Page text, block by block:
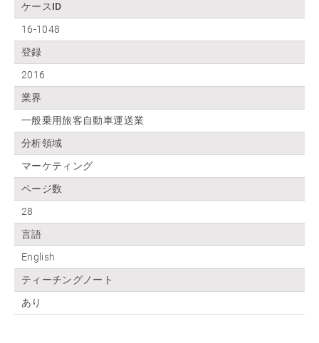
ケースID
16-1048
登録
2016
業界
一般乗用旅客自動車運送業
分析領域
マーケティング
ページ数
28
言語
English
ティーチングノート
あり